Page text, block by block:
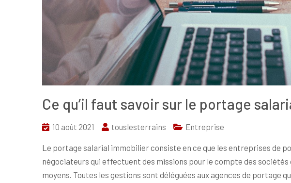
Ce qu’il faut savoir sur le portage
10 août 2021 touslesterrains Entreprise
Le portage salarial immobilier consiste en ce que les entreprises de
négociateurs qui effectuent des missions pour le compte des
moyens. Toutes les gestions sont déléguées aux agences de portage